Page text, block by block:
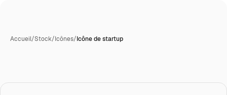
Accueil/Stock/Icônes/Icône de startup